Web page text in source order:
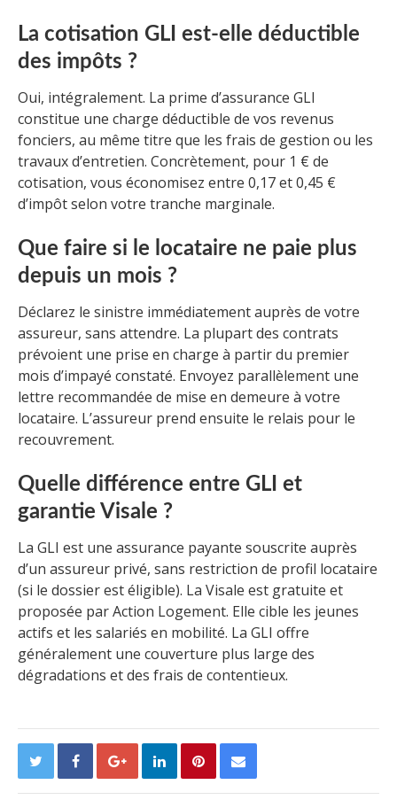
La cotisation GLI est-elle déductible
des impôts ?
Oui, intégralement. La prime d’assurance GLI
constitue une charge déductible de vos revenus
fonciers, au même titre que les frais de gestion ou les
travaux d’entretien. Concrètement, pour 1 € de
cotisation, vous économisez entre 0,17 et 0,45 €
d’impôt selon votre tranche marginale.
Que faire si le locataire ne paie plus
depuis un mois ?
Déclarez le sinistre immédiatement auprès de votre
assureur, sans attendre. La plupart des contrats
prévoient une prise en charge à partir du premier
mois d’impayé constaté. Envoyez parallèlement une
lettre recommandée de mise en demeure à votre
locataire. L’assureur prend ensuite le relais pour le
recouvrement.
Quelle différence entre GLI et
garantie Visale ?
La GLI est une assurance payante souscrite auprès
d’un assureur privé, sans restriction de profil locataire
(si le dossier est éligible). La Visale est gratuite et
proposée par Action Logement. Elle cible les jeunes
actifs et les salariés en mobilité. La GLI offre
généralement une couverture plus large des
dégradations et des frais de contentieux.